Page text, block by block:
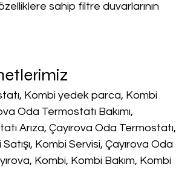
sahip filtre duvarlarının
Kombi yedek parca, Kombi
Oda Termostatı Bakımı,
Arıza, Çayırova Oda Termostatı,
Kombi Servisi, Çayırova Oda
Kombi, Kombi Bakım, Kombi